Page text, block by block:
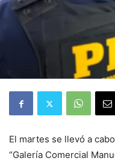
El martes se llevó a
“Galería Comercial